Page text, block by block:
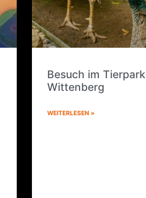
Besuch im Tier­park
Wittenberg
WEITERLESEN »